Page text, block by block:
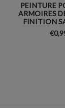
PEINTURE
ARMOIRES
FINITION